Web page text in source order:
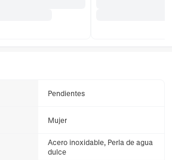
Pendientes
Mujer
Acero inoxidable, Perla de agua
dulce